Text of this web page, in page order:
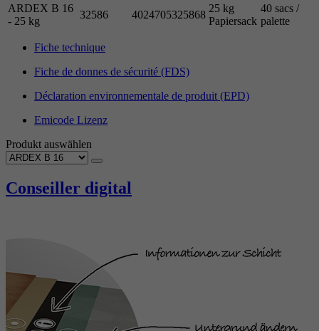
ARDEX B 16
- 25 kg
32586 4024705325868
25 kg
Papiersack
40 sacs /
palette
Fiche technique
Fiche de donnes de sécurité (FDS)
Déclaration environnementale de produit (EPD)
Emicode Lizenz
Produkt auswählen
Conseiller digital